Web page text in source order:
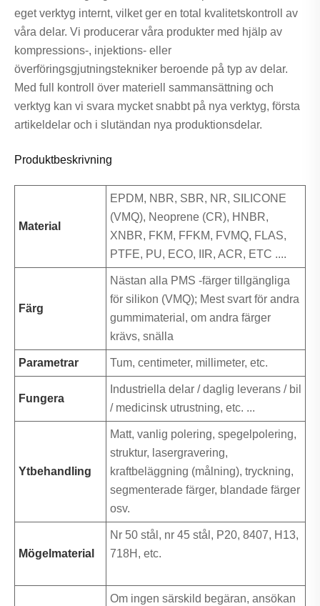
eget verktyg internt, vilket ger en total kvalitetskontroll av
våra delar. Vi producerar våra produkter med hjälp av
kompressions-, injektions- eller
överföringsgjutningstekniker beroende på typ av delar.
Med full kontroll över materiell sammansättning och
verktyg kan vi svara mycket snabbt på nya verktyg, första
artikeldelar och i slutändan nya produktionsdelar.
Produktbeskrivning
Material
EPDM, NBR, SBR, NR, SILICONE
(VMQ), Neoprene (CR), HNBR,
XNBR, FKM, FFKM, FVMQ, FLAS,
PTFE, PU, ​​ECO, IIR, ACR, ETC ....
Färg
Nästan alla PMS -färger tillgängliga
för silikon (VMQ); Mest svart för andra
gummimaterial, om andra färger
krävs, snälla
Parametrar Tum, centimeter, millimeter, etc.
Fungera
Industriella delar / daglig leverans / bil
/ medicinsk utrustning, etc. ...
Ytbehandling
Matt, vanlig polering, spegelpolering,
struktur, lasergravering,
kraftbeläggning (målning), tryckning,
segmenterade färger, blandade färger
osv.
Mögelmaterial
Nr 50 stål, nr 45 stål, P20, 8407, H13,
718H, etc.
Om ingen särskild begäran, ansökan